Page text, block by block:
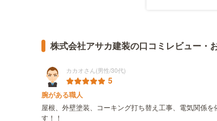
株式会社アサカ建装の口コミレビュー・
カカオさん(男性/30代)
5
腕がある職人
屋根、外壁塗装、コーキング打ち替え工事、電気関係
す！！